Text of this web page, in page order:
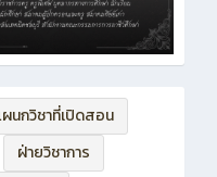
นกวิชาที่เปิดสอน
ฝ่ายวิชาการ